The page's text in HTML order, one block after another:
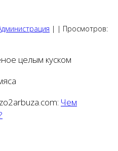
| | Просмотров:
целым куском
Чем